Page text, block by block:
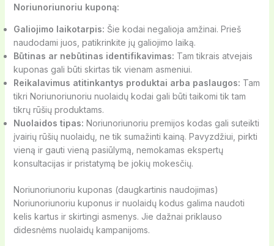
Noriunoriunoriu kuponą:
Galiojimo laikotarpis: Šie kodai negalioja amžinai. Prieš
naudodami juos, patikrinkite jų galiojimo laiką.
Būtinas ar nebūtinas identifikavimas: Tam tikrais atvejais
kuponas gali būti skirtas tik vienam asmeniui.
Reikalavimus atitinkantys produktai arba paslaugos: Tam
tikri Noriunoriunoriu nuolaidų kodai gali būti taikomi tik tam
tikrų rūšių produktams.
Nuolaidos tipas: Noriunoriunoriu premijos kodas gali suteikti
įvairių rūšių nuolaidų, ne tik sumažinti kainą. Pavyzdžiui, pirkti
vieną ir gauti vieną pasiūlymą, nemokamas ekspertų
konsultacijas ir pristatymą be jokių mokesčių.
Noriunoriunoriu kuponas (daugkartinis naudojimas)
Noriunoriunoriu kuponus ir nuolaidų kodus galima naudoti
kelis kartus ir skirtingi asmenys. Jie dažnai priklauso
didesnėms nuolaidų kampanijoms.